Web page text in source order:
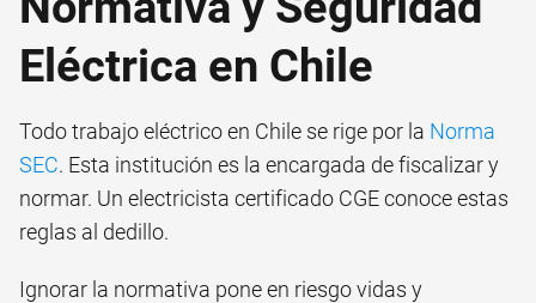
Eléctrica en Chile
Todo trabajo eléctrico en Chile se rige por la Norma
SEC. Esta institución es la encargada de fiscalizar y
normar. Un electricista certificado CGE conoce estas
reglas al dedillo.
Ignorar la normativa pone en riesgo vidas y